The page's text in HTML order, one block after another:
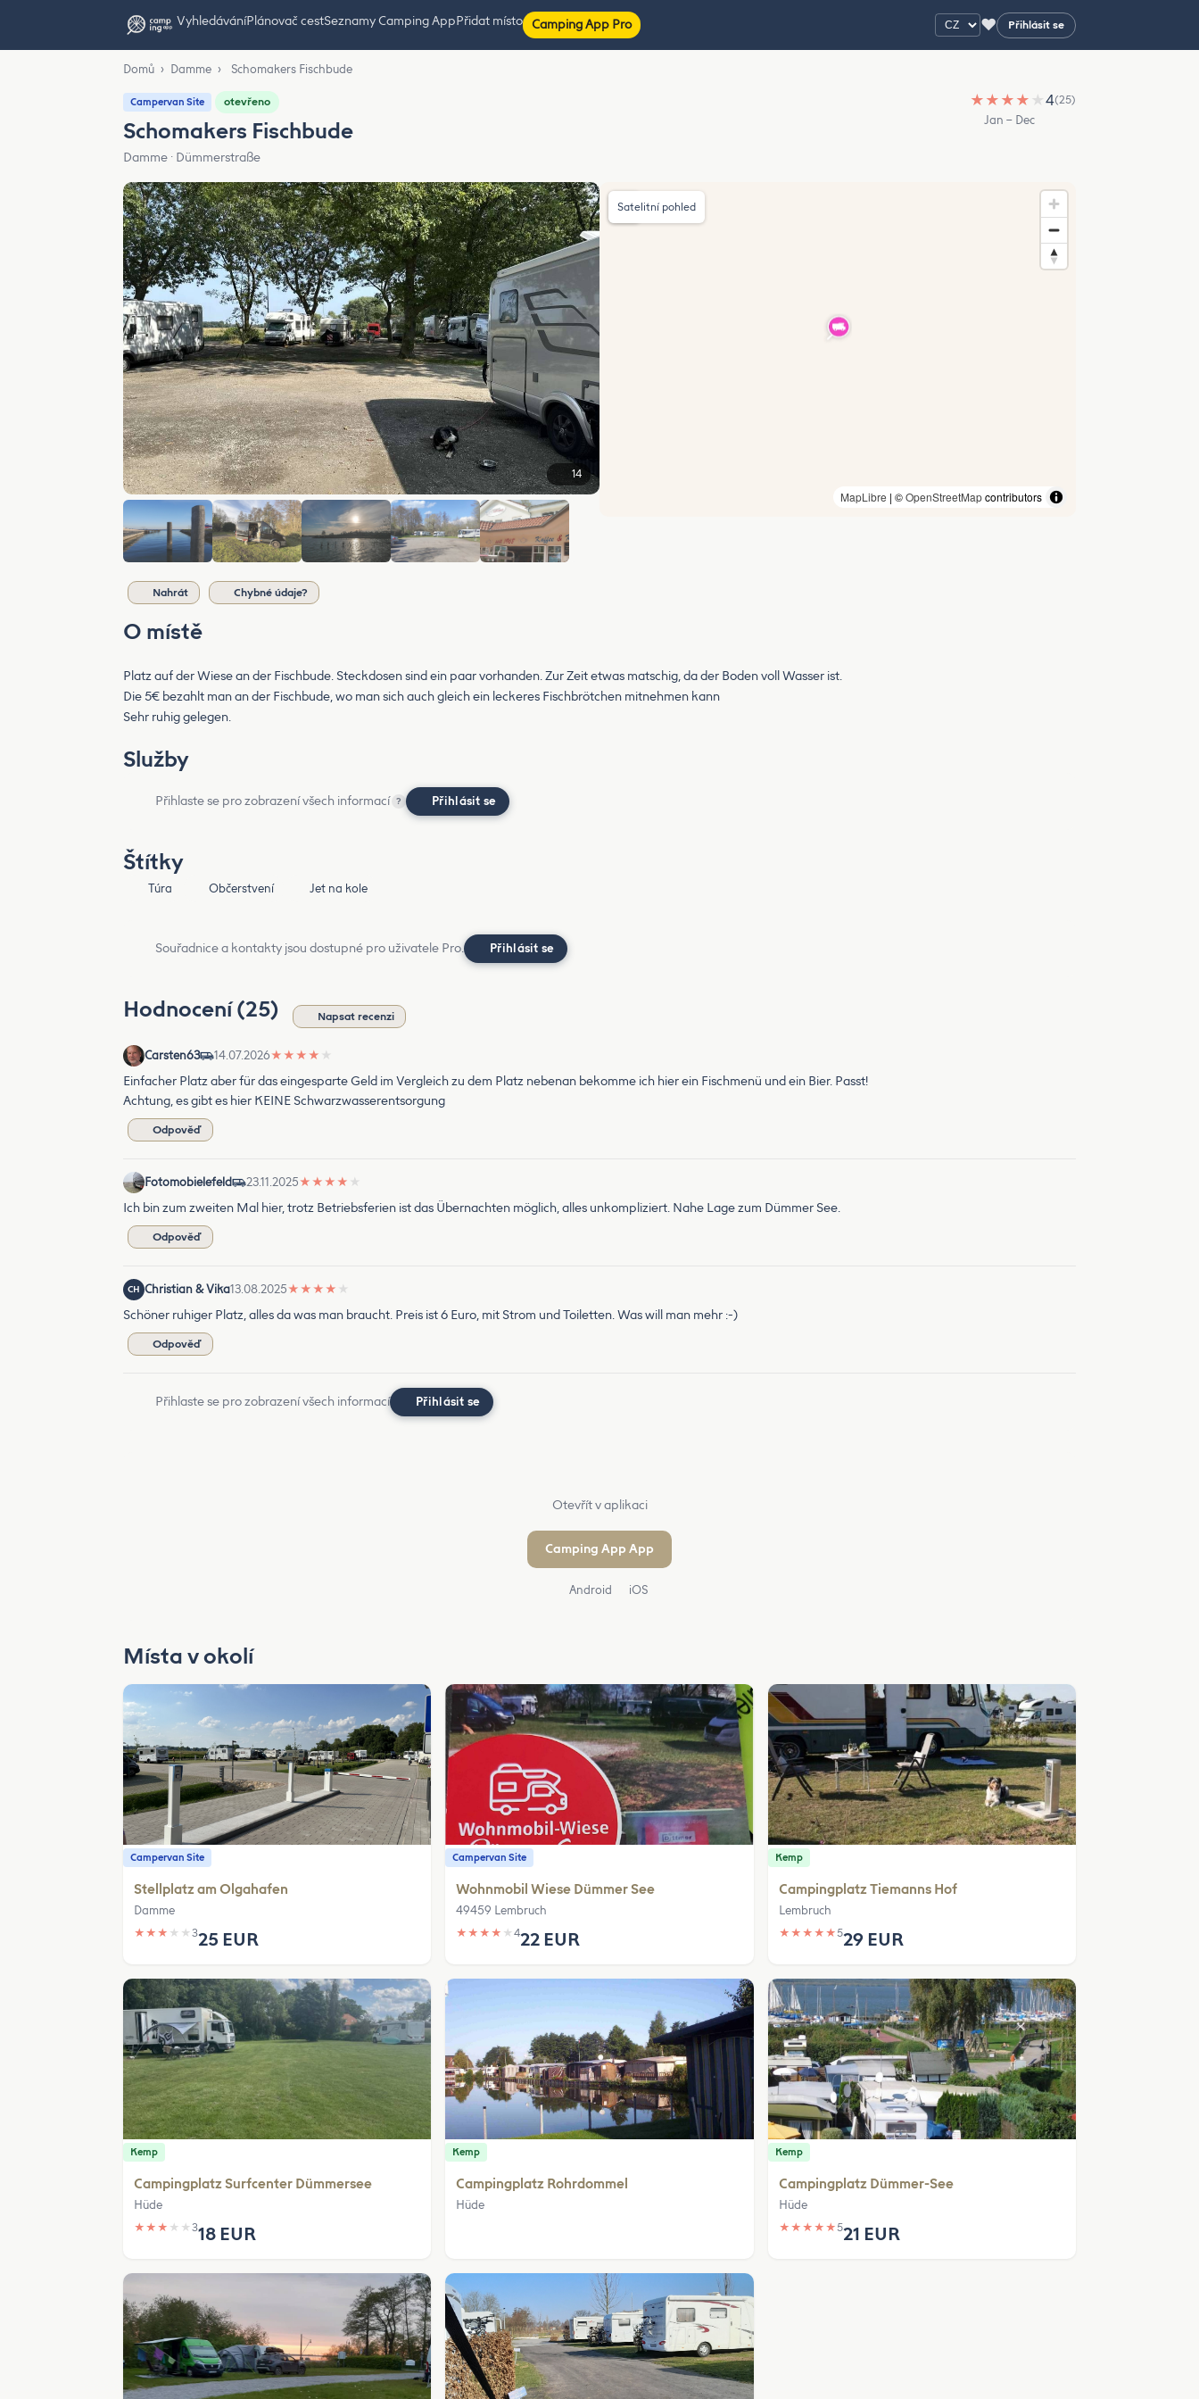
VyhledáváníPlánovač cestSeznamy Camping AppPřidat místo Camping App Pro ♥ Přihlásit se
Domů › Damme › Schomakers Fischbude
Campervan Site otevřeno
Schomakers Fischbude
Damme · Dümmerstraße
★ ★ ★ ★ ★4(25)
Jan – Dec
14
MapLibre | ©OpenStreetMapcontributors
Satelitní pohled
Nahrát Chybné údaje?
O místě
Platz auf der Wiese an der Fischbude. Steckdosen sind ein paar vorhanden. Zur Zeit etwas matschig, da der Boden voll Wasser ist.
Die 5€ bezahlt man an der Fischbude, wo man sich auch gleich ein leckeres Fischbrötchen mitnehmen kann
Sehr ruhig gelegen.
Služby
Přihlaste se pro zobrazení všech informací ? Přihlásit se
Štítky
Túra Občerstvení Jet na kole
Souřadnice a kontakty jsou dostupné pro uživatele Pro. Přihlásit se
Hodnocení (25) Napsat recenzi
Carsten63 14.07.2026★ ★ ★ ★ ★
Einfacher Platz aber für das eingesparte Geld im Vergleich zu dem Platz nebenan bekomme ich hier ein Fischmenü und ein Bier. Passt!
Achtung, es gibt es hier KEINE Schwarzwasserentsorgung
Odpověď
Fotomobielefeld 23.11.2025★ ★ ★ ★ ★
Ich bin zum zweiten Mal hier, trotz Betriebsferien ist das Übernachten möglich, alles unkompliziert. Nahe Lage zum Dümmer See.
Odpověď
CH Christian & Vika13.08.2025★ ★ ★ ★ ★
Schöner ruhiger Platz, alles da was man braucht. Preis ist 6 Euro, mit Strom und Toiletten. Was will man mehr :-)
Odpověď
Přihlaste se pro zobrazení všech informací Přihlásit se
Otevřít v aplikaci
Camping App App
Android iOS
Místa v okolí
Campervan Site
Stellplatz am Olgahafen
Damme
★ ★ ★ ★ ★ 325 EUR
Campervan Site
Wohnmobil Wiese Dümmer See
49459 Lembruch
★ ★ ★ ★ ★422 EUR
Kemp
Campingplatz Tiemanns Hof
Lembruch
★ ★ ★ ★ ★529 EUR
Kemp
Campingplatz Surfcenter Dümmersee
Hüde
★ ★ ★ ★ ★ 318 EUR
Kemp
Campingplatz Rohrdommel
Hüde
Kemp
Campingplatz Dümmer-See
Hüde
★ ★ ★ ★ ★521 EUR